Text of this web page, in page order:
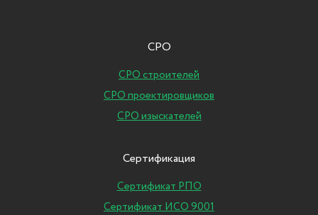
СРО
СРО строителей
СРО проектировщиков
СРО изыскателей
Сертификация
Сертификат РПО
Сертификат ИСО 9001